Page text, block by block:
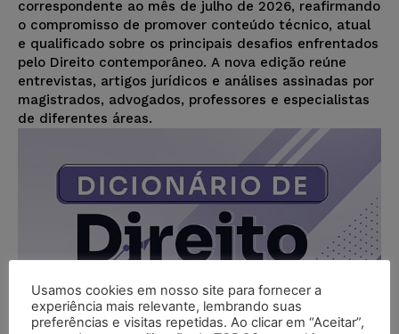
correspondente ao mês de julho de 2026, reafirmando
o compromisso de promover conteúdo técnico, atual
e qualificado sobre os principais desafios enfrentados
pelo Direito contemporâneo. A nova edição reúne
entrevistas, artigos jurídicos e análises assinadas por
magistrados, advogados, professores e especialistas
de diferentes áreas.
Usamos cookies em nosso site para fornecer a
experiência mais relevante, lembrando suas
preferências e visitas repetidas. Ao clicar em “Aceitar”,